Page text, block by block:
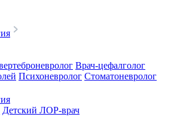
Врач-цефалголог
Психоневролог Стоматоневролог
Детский ЛОР-врач